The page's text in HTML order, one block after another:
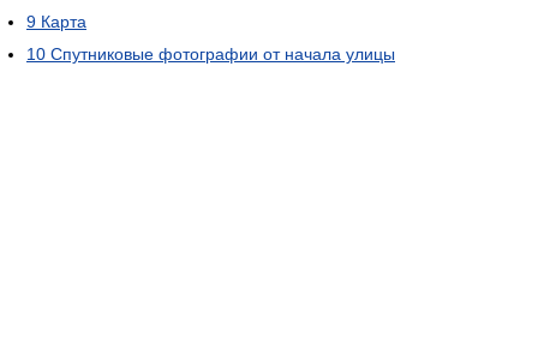
9 Карта
10 Спутниковые фотографии от начала улицы